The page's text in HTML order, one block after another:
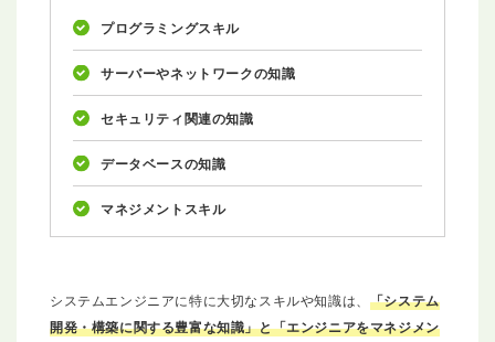
プログラミングスキル
サーバーやネットワークの知識
セキュリティ関連の知識
データベースの知識
マネジメントスキル
システムエンジニアに特に大切なスキルや知識は、 「システム
開発・構築に関する豊富な知識」と「エンジニアをマネジメン